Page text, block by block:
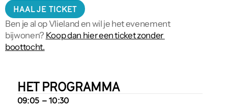
HAAL JE TICKET
Ben je al op Vlieland en wil je het evenement
bijwonen? Koop dan hier een ticket zonder
boottocht.
HET PROGRAMMA
09:05 – 10:30